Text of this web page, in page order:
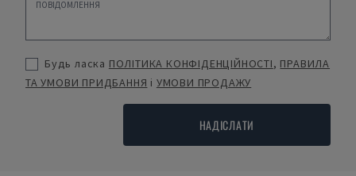
Будь ласка ПОЛІТИКА КОНФІДЕНЦІЙНОСТІ, ПРАВИЛА
ТА УМОВИ ПРИДБАННЯ і УМОВИ ПРОДАЖУ
НАДІСЛАТИ